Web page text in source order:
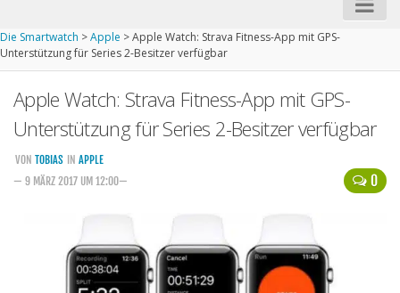
Startseite
Kommende Smartwatches
Marken und Modelle
Handytarife
Smartphonetarife
Datentarife
Die Smartwatch >Apple >Apple Watch: Strava Fitness-App mit GPS-
Unterstützung für Series 2-Besitzer verfügbar
Apple Watch: Strava Fitness-App mit GPS-
Unterstützung für Series 2-Besitzer verfügbar
0
VON TOBIAS IN APPLE
— 9 MÄRZ 2017 UM 12:00—